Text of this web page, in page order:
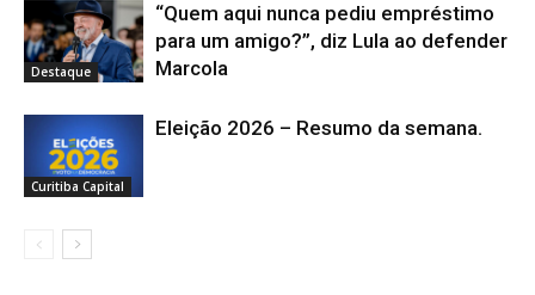
Destaque
“Quem aqui nunca pediu empréstimo
para um amigo?”, diz Lula ao defender
Marcola
Curitiba Capital
Eleição 2026 – Resumo da semana.